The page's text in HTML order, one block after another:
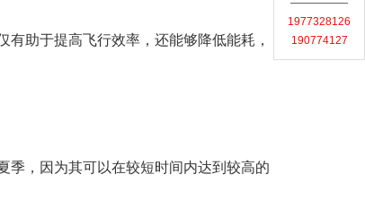
助于提高飞行效率，还能够降低能耗，
季，因为其可以在较短时间内达到较高的
1977328126
190774127